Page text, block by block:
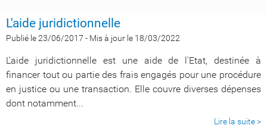
L'aide juridictionnelle
Publié le 23/06/2017 - Mis à jour le 18/03/2022
L'aide juridictionnelle est une aide de l'Etat, destinée à
financer tout ou partie des frais engagés pour une procédure
en justice ou une transaction. Elle couvre diverses dépenses
dont notamment...
Lire la suite >